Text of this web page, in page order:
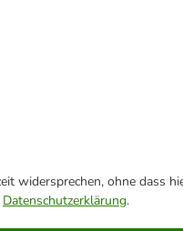
widersprechen, ohne dass
Datenschutzerklärung.